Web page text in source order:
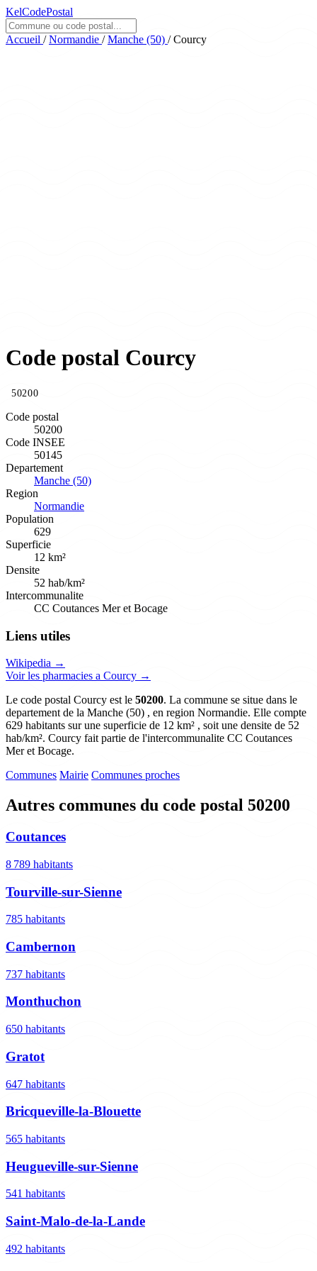
KelCodePostal
Accueil / Normandie / Manche (50) / Courcy
Code postal Courcy
50200
Code postal
50200
Code INSEE
50145
Departement
Manche (50)
Region
Normandie
Population
629
Superficie
12 km²
Densite
52 hab/km²
Intercommunalite
CC Coutances Mer et Bocage
Liens utiles
Wikipedia →
Voir les pharmacies a Courcy →
Le code postal Courcy est le 50200. La commune se situe dans le
departement de la Manche (50) , en region Normandie. Elle compte
629 habitants sur une superficie de 12 km² , soit une densite de 52
hab/km². Courcy fait partie de l'intercommunalite CC Coutances
Mer et Bocage.
Communes Mairie Communes proches
Autres communes du code postal 50200
Coutances
8 789 habitants
Tourville-sur-Sienne
785 habitants
Cambernon
737 habitants
Monthuchon
650 habitants
Gratot
647 habitants
Bricqueville-la-Blouette
565 habitants
Heugueville-sur-Sienne
541 habitants
Saint-Malo-de-la-Lande
492 habitants